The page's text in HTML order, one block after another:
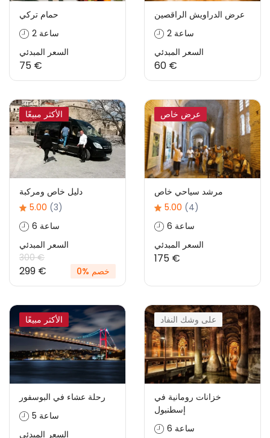
حمام تركي
2 ساعة
السعر المبدئي
75 €
عرض الدراويش الراقصين
2 ساعة
السعر المبدئي
60 €
الأكثر مبيعًا
دليل خاص ومركبة
5.00 (3)
6 ساعة
السعر المبدئي
300 €
299 € خصم %0
عرض خاص
مرشد سياحي خاص
5.00 (4)
6 ساعة
السعر المبدئي
175 €
الأكثر مبيعًا
رحلة عشاء في البوسفور
5 ساعة
السعر المبدئي
على وشك النفاد
خزانات رومانية في
إسطنبول
6 ساعة